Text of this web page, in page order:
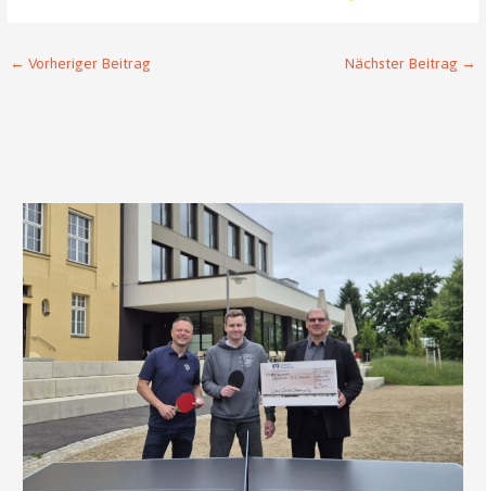
← Vorheriger Beitrag Nächster Beitrag →